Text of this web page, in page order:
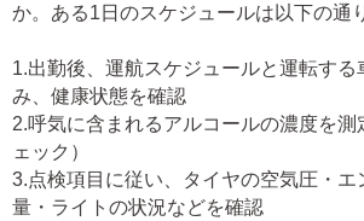
か。ある1日のスケジュールは以下の通
1.出勤後、運航スケジュールと運転する
み、健康状態を確認
2.呼気に含まれるアルコールの濃度を測
ェック）
3.点検項目に従い、タイヤの空気圧・エ
量・ライトの状況などを確認